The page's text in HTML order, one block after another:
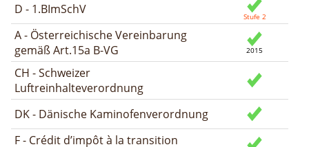
D - 1.BImSchV
A - Österreichische Vereinbarung
gemäß Art.15a B-VG
CH - Schweizer
Luftreinhalteverordnung
DK - Dänische Kaminofenverordnung
F - Crédit d’impôt à la transition